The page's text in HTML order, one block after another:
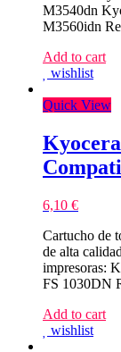
M3540dn
M3560idn
Add to cart
wishlist
Quick View
6,10 €
Cartucho de
de alta
impresoras:
FS 1030DN
Add to cart
wishlist